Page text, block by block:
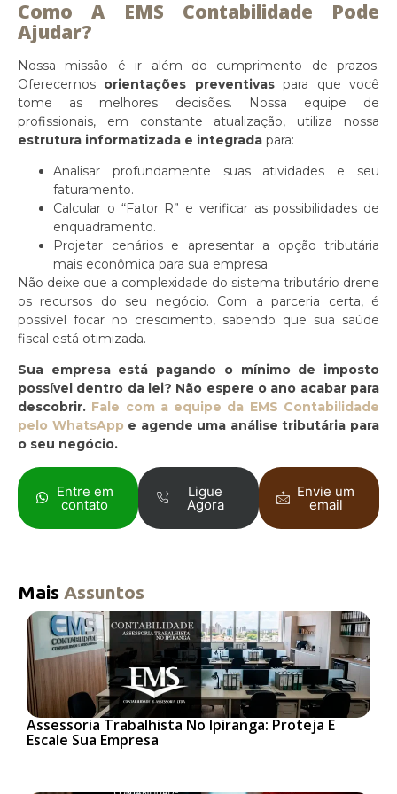
Como A EMS Contabilidade Pode
Ajudar?
Nossa missão é ir além do cumprimento de prazos.
Oferecemos orientações preventivaspara que você
tome as melhores decisões. Nossa equipe de
profissionais, em constante atualização, utiliza nossa
estrutura informatizada e integrada para:
Analisar profundamente suas atividades e seu
faturamento.
Calcular o “Fator R” e verificar as possibilidades de
enquadramento.
Projetar cenários e apresentar a opção tributária
mais econômica para sua empresa.
Não deixe que a complexidade do sistema tributário drene
os recursos do seu negócio. Com a parceria certa, é
possível focar no crescimento, sabendo que sua saúde
fiscal está otimizada.
Sua empresa está pagando o mínimo de imposto
possível dentro da lei? Não espere o ano acabar para
descobrir. Fale com a equipe da EMS Contabilidade
pelo WhatsApp e agende uma análise tributária para
o seu negócio.
Entre em
contato
Ligue
Agora
Envie um
email
Mais Assuntos
Assessoria Trabalhista No Ipiranga: Proteja E
Escale Sua Empresa